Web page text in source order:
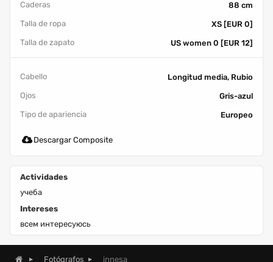
Caderas
88 cm
Talla de ropa
XS [EUR 0]
Talla de zapato
US women 0 [EUR 12]
Cabello
Longitud media, Rubio
Ojos
Gris-azul
Tipo de apariencia
Europeo
Descargar Composite
Actividades
учеба
Intereses
всем интересуюсь
Fotógrafos innesa